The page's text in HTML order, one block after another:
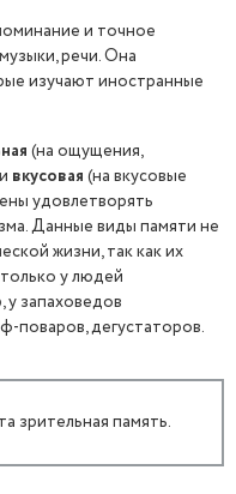
и точное
речи. Она
изучают иностранные
(на ощущения,
вкусовая (на вкусовые
удовлетворять
Данные виды памяти не
жизни, так как их
у людей
запаховедов
поваров, дегустаторов.
зрительная память.